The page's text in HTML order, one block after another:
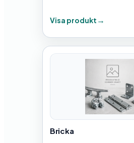
Visa produkt
Bricka